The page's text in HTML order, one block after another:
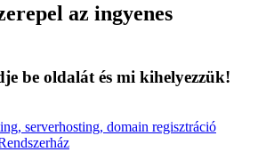
az ingyenes
be oldalát és mi kihelyezzük!